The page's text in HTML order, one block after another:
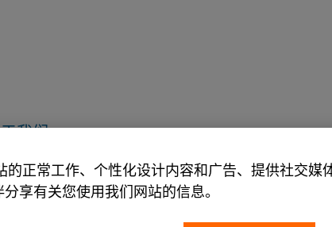
我们
的正常工作、个性化设计内容和广告、提供社交媒
享有关您使用我们网站的信息。